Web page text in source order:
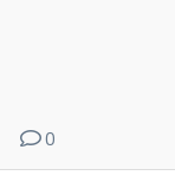
0